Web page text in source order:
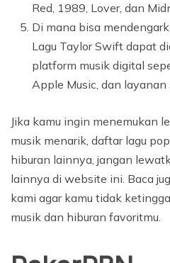
Red, 1989, Lover, dan
Di mana bisa
Lagu Taylor Swift dapat
platform musik digital
Apple Music, dan
Jika kamu ingin menemukan
musik menarik, daftar lagu
hiburan lainnya, jangan
lainnya di website ini. Baca
kami agar kamu tidak
musik dan hiburan favoritmu.